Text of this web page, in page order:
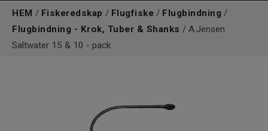
Kläder & skor
HEM / Fiskeredskap / Flugfiske / Flugbindning /
Flugbindning - Krok, Tuber & Shanks / A.Jensen
Saltwater 15 & 10 - pack